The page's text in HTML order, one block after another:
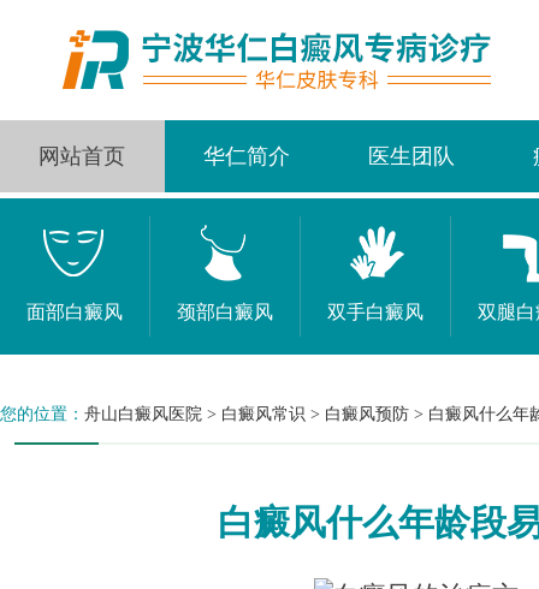
网站首页 华仁简介 医生团队
面部白癜风 颈部白癜风 双手白癜风 双腿
您的位置： 舟山白癜风医院 > 白癜风常识 > 白癜风预防 > 白癜风什么年
白癜风什么年龄段